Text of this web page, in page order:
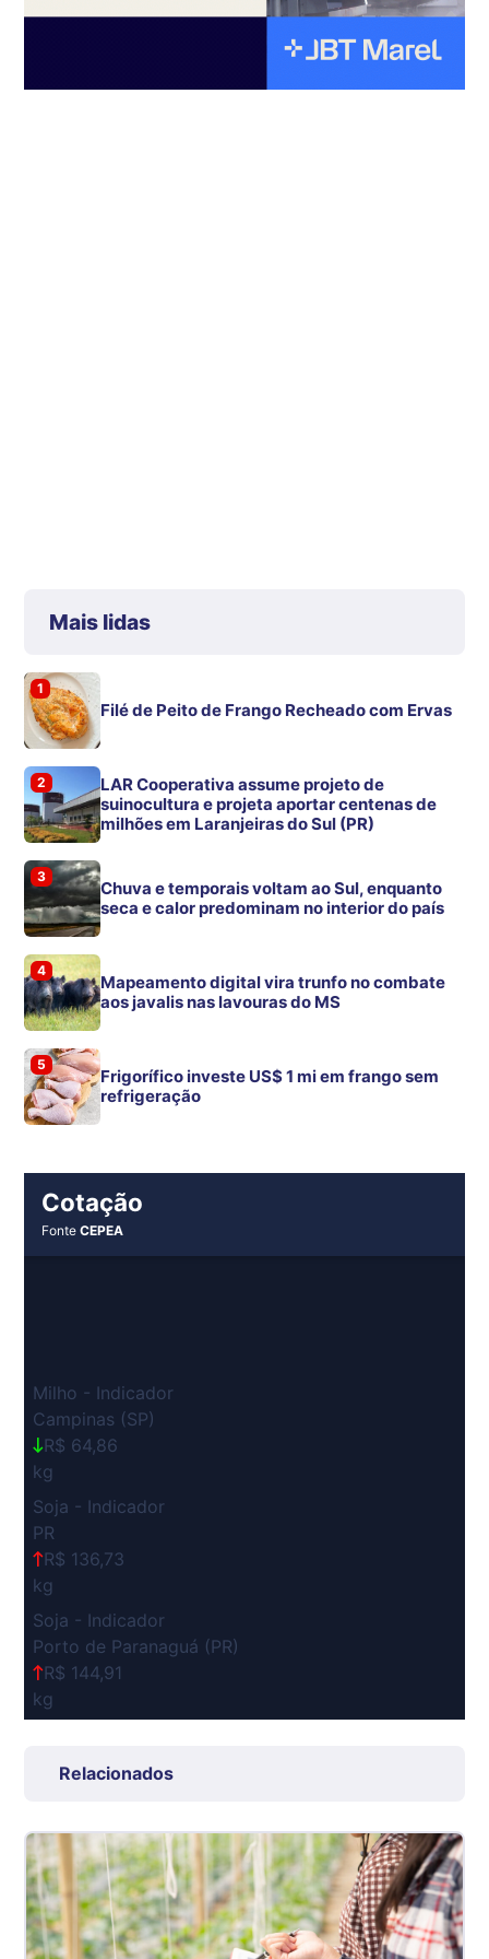
Mais lidas
1
Filé de Peito de Frango Recheado com Ervas
2
LAR Cooperativa assume projeto de
suinocultura e projeta aportar centenas de
milhões em Laranjeiras do Sul (PR)
3
Chuva e temporais voltam ao Sul, enquanto
seca e calor predominam no interior do país
4
Mapeamento digital vira trunfo no combate
aos javalis nas lavouras do MS
5
Frigorífico investe US$ 1 mi em frango sem
refrigeração
Cotação
FonteCEPEA
Milho - Indicador
Campinas (SP)
R$ 64,86
kg
Soja - Indicador
PR
R$ 136,73
kg
Soja - Indicador
Porto de Paranaguá (PR)
R$ 144,91
kg
R$ 7,53
Suíno - Estadual
SP
R$ 5,08
kg
Relacionados